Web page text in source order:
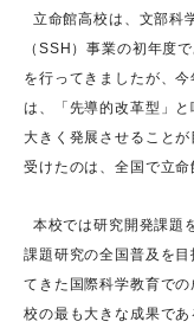
立命館高校は、文部科
（SSH）事業の初年度
を行ってきましたが、
は、「先導的改革型」
大きく発展させること
受けたのは、全国で立
本校では研究開発課題
課題研究の全国普及を
てきた国際科学教育で
校の最も大きな成果で